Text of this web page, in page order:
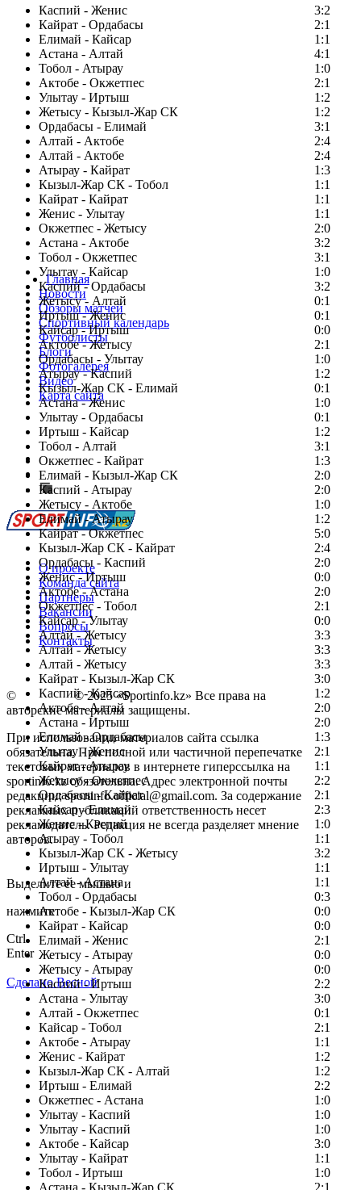
Каспий - Женис
3:2
Кайрат - Ордабасы
2:1
Елимай - Кайсар
1:1
Астана - Алтай
4:1
Тобол - Атырау
1:0
Актобе - Окжетпес
2:1
Улытау - Иртыш
1:2
Жетысу - Кызыл-Жар СК
1:2
Ордабасы - Елимай
3:1
Алтай - Актобе
2:4
Алтай - Актобе
2:4
Атырау - Кайрат
1:3
Кызыл-Жар СК - Тобол
1:1
Кайрат - Кайрат
1:1
Женис - Улытау
1:1
Окжетпес - Жетысу
2:0
Астана - Актобе
3:2
Тобол - Окжетпес
3:1
Улытау - Кайсар
1:0
Каспий - Ордабасы
3:2
Жетысу - Алтай
0:1
Иртыш - Женис
0:1
Кайсар - Иртыш
0:0
Актобе - Жетысу
2:1
Ордабасы - Улытау
1:0
Атырау - Каспий
1:2
Кызыл-Жар СК - Елимай
0:1
Астана - Женис
1:0
Улытау - Ордабасы
0:1
Иртыш - Кайсар
1:2
Тобол - Алтай
3:1
Окжетпес - Кайрат
1:3
Елимай - Кызыл-Жар СК
2:0
Каспий - Атырау
2:0
Жетысу - Актобе
1:0
Елимай - Атырау
1:2
Кайрат - Окжетпес
5:0
Кызыл-Жар СК - Кайрат
2:4
Ордабасы - Каспий
2:0
Женис - Иртыш
0:0
Актобе - Астана
2:0
Окжетпес - Тобол
2:1
Кайсар - Улытау
0:0
Алтай - Жетысу
3:3
Алтай - Жетысу
3:3
Алтай - Жетысу
3:3
Кайрат - Кызыл-Жар СК
3:0
Каспий - Кайсар
1:2
Актобе - Алтай
2:0
Астана - Иртыш
2:0
Елимай - Ордабасы
1:3
Улытау - Женис
2:1
Кайрат - Атырау
1:1
Жетысу - Окжетпес
2:2
Ордабасы - Кайрат
2:1
Кайсар - Елимай
2:3
Женис - Каспий
1:0
Атырау - Тобол
1:1
Кызыл-Жар СК - Жетысу
3:2
Иртыш - Улытау
1:1
Алтай - Астана
1:1
Тобол - Ордабасы
0:3
Актобе - Кызыл-Жар СК
0:0
Кайрат - Кайсар
0:0
Елимай - Женис
2:1
Жетысу - Атырау
0:0
Жетысу - Атырау
0:0
Каспий - Иртыш
2:2
Астана - Улытау
3:0
Алтай - Окжетпес
0:1
Кайсар - Тобол
2:1
Актобе - Атырау
1:1
Женис - Кайрат
1:2
Кызыл-Жар СК - Алтай
1:2
Иртыш - Елимай
2:2
Окжетпес - Астана
1:0
Улытау - Каспий
1:0
Улытау - Каспий
1:0
Актобе - Кайсар
3:0
Улытау - Кайрат
1:1
Тобол - Иртыш
1:0
Главная
Новости
Обзоры матчей
Спортивный календарь
Футболисты
Блоги
Фотогалерея
Видео
Карта сайта
Есть идея?
Сообщить о мероприятии
Перейти на старый сайт
О проекте
Команда сайта
Партнеры
Вакансии
Вопросы
Контакты
© Copyright© 2025 «Sportinfo.kz» Все права на
авторские материалы защищены.
При использовании материалов сайта ссылка
обязательна. При полной или частичной перепечатке
текстовых материалов в интернете гиперссылка на
sportinfo.kz обязательна. Адрес электронной почты
редакции: sportinfo.official@gmail.com. За содержание
рекламных публикаций ответственность несет
рекламодатель. Редакция не всегда разделяет мнение
авторов.
Заметили ошибку в тексте?
Выделите ее мышью и
нажмите
Ctrl
Enter
Сделано Весной